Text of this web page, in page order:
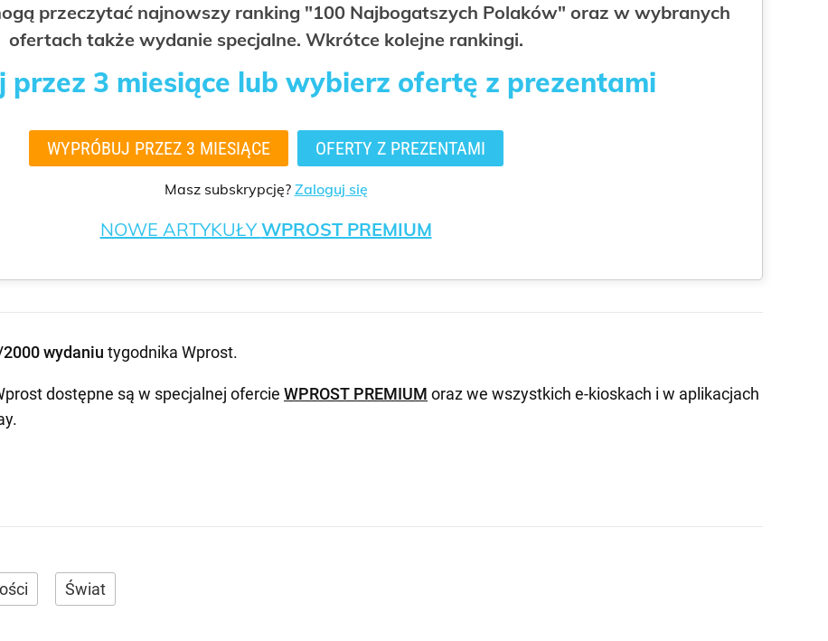
przeczytać najnowszy ranking "100 Najbogatszych Polaków" oraz w wybranych
ofertach także wydanie specjalne. Wkrótce kolejne rankingi.
przez 3 miesiące lub wybierz ofertę z prezentami
WYPRÓBUJ PRZEZ 3 MIESIĄCE OFERTY Z PREZENTAMI
Masz subskrypcję? Zaloguj się
NOWE ARTYKUŁYWPROST PREMIUM
wydaniu tygodnika Wprost.
dostępne są w specjalnej ofercie WPROST PREMIUM oraz we wszystkich e-kioskach i w aplikacjach
.
Świat